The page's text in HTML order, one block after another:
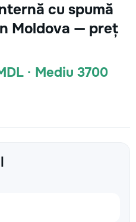
cu spumă
Moldova — preț
· Mediu 3700